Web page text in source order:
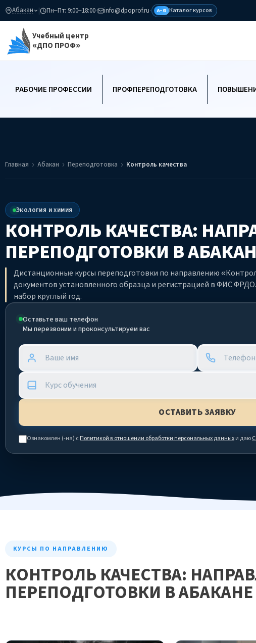
Абакан | Пн–Пт: 9:00–18:00· info@dpoprof.ru· А–Я Каталог курсов
Учебный центр
«ДПО ПРОФ»
РАБОЧИЕ ПРОФЕССИИ ПРОФПЕРЕПОДГОТОВКА
Главная Абакан Переподготовка Контроль качества
Экология и химия
КОНТРОЛЬ КАЧЕСТВА:
ПЕРЕПОДГОТОВКИ В
Дистанционные курсы переподготовки по направлению
документов установленного образца и регистрацией в ФИС
набор круглый год.
Оставьте ваш телефон
Мы перезвоним и проконсультируем вас
Ознакомлен (-на) сПолитикой в отношении обработки персональных данныхи даю
КУРСЫ ПО НАПРАВЛЕНИЮ
КОНТРОЛЬ КАЧЕСТВА:
ПЕРЕПОДГОТОВКИ В АБАКАНЕ